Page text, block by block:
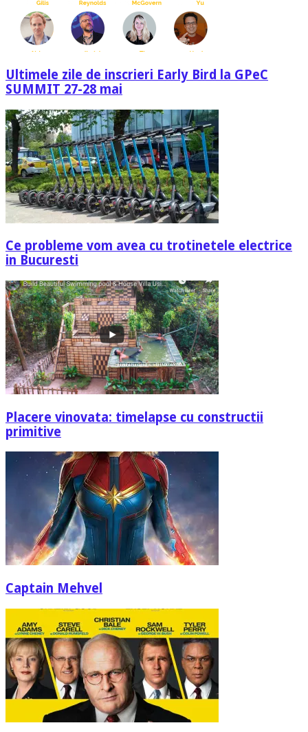
Ultimele zile de inscrieri Early Bird la GPeC
SUMMIT 27-28 mai
Ce probleme vom avea cu trotinetele electrice
in Bucuresti
Placere vinovata: timelapse cu constructii
primitive
Captain Mehvel